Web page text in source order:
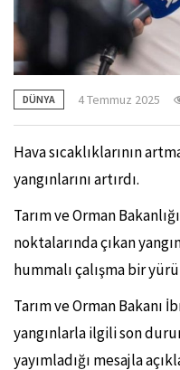
DÜNYA 4 Temmuz 2025
Hava sıcaklıklarının
yangınlarını artırdı.
Tarım ve Orman
noktalarında çıkan
hummalıçalışma bir
Tarım ve Orman Bakanı
yangınlarla ilgili son
yayımladığı mesajla